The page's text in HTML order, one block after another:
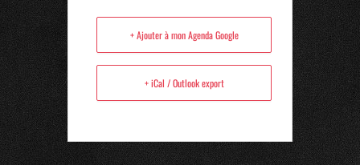
+ Ajouter à mon Agenda Google
+ iCal / Outlook export